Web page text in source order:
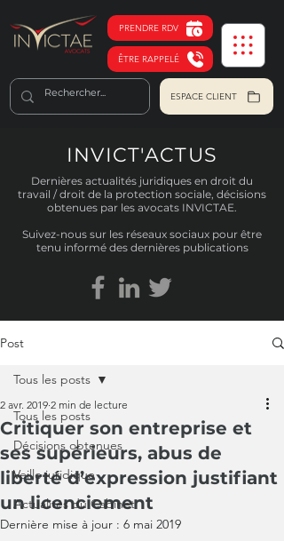
PRENDRE RDV
ÊTRE RAPPELÉ
ESPACE CLIENT
INVICT'ACTUS
Dernières actualités juridiques en droit du
travail / droit de la protection sociale, décisions
obtenues par les avocats INVICTAE.
Suivez-nous sur les réseaux sociaux pour être
tenu informé des dernières publications
Post
Tous les posts
Décisions obtenues
Veille juridique
Actualités du Cabinet
Tous les posts
Critiquer son entreprise et
ses supérieurs, abus de
liberté d’expression justifiant
un licenciement
2 avr. 2019 2 min de lecture
Dernière mise à jour : 6 mai 2019